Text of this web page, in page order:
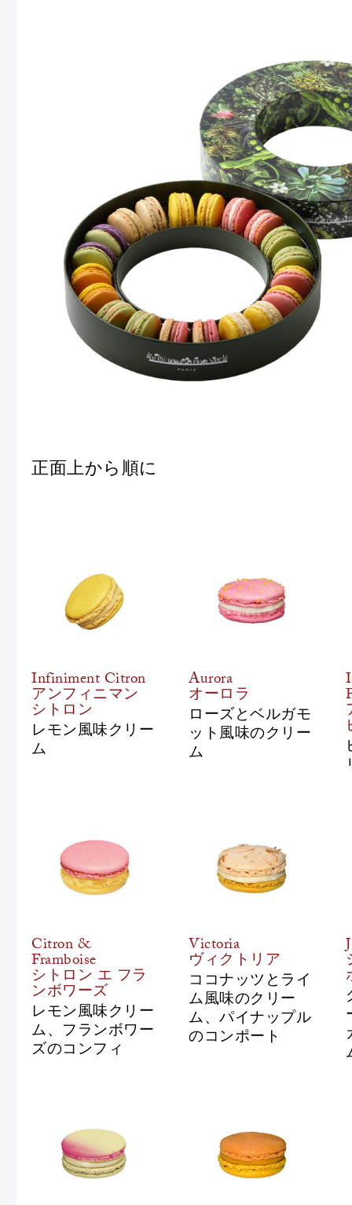
正面上から順に
Infiniment Citron
アンフィニマン
シトロン
レモン風味クリー
ム
Aurora
オーロラ
ローズとベルガモ
ット風味のクリー
ム
Citron &
Framboise
シトロン エ フラ
ンボワーズ
レモン風味クリー
ム、フランボワー
ズのコンフィ
Victoria
ヴィクトリア
ココナッツとライ
ム風味のクリー
ム、パイナップル
のコンポート